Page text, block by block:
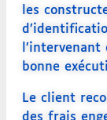
les
bonne
Le client
des frais